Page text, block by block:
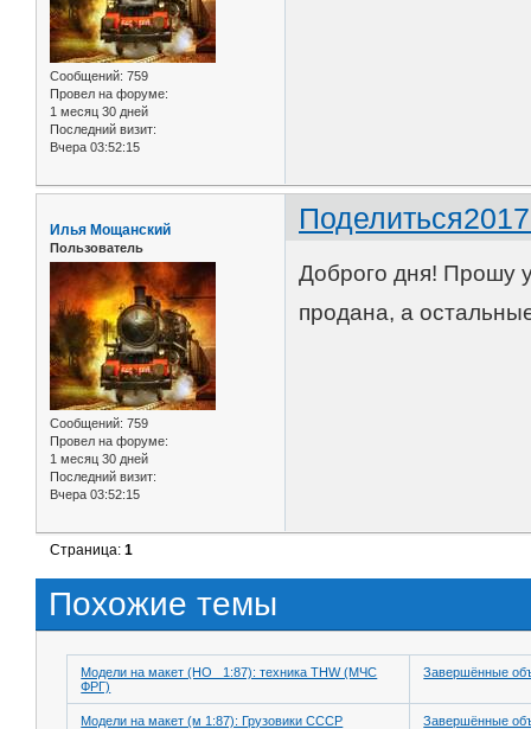
Сообщений: 759
Провел на форуме:
1 месяц 30 дней
Последний визит:
Вчера 03:52:15
Поделиться
Илья Мощанский
Пользователь
Сообщений: 759
Провел на форуме:
1 месяц 30 дней
Последний визит:
Вчера 03:52:15
Доброго дня! Прошу
продана, а
Страница:1
Похожие темы
Модели на макет (HO_ 1:87): техника THW (МЧС
ФРГ)
Завершённые
Модели на макет (м 1:87): Грузовики СССР Завершённые